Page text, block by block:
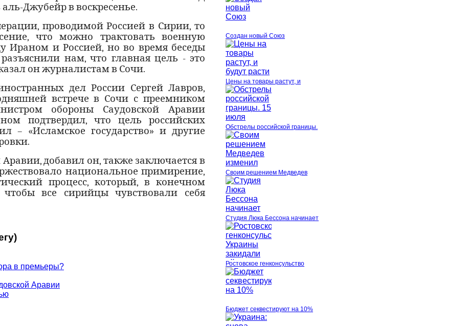
Джубейр в воскресенье.
проводимой Россией в Сирии, то
что можно трактовать военную
Ираном и Россией, но во время беседы
нам, что главная цель - это
он журналистам в Сочи.
дел России Сергей Лавров,
встрече в Сочи с преемником
обороны Саудовской Аравии
подтвердил, что цель российских
– «Исламское государство» и другие
добавил он, также заключается в
национальное примирение,
процесс, который, в конечном
все сирийцы чувствовали себя
в премьеры?
Аравии
Создан новый Союз
Цены на товары растут, и
Обстрелы российской границы.
Своим решением Медведев
Студия Люка Бессона начинает
Ростовское генконсульство
Бюджет секвестируют на 10%